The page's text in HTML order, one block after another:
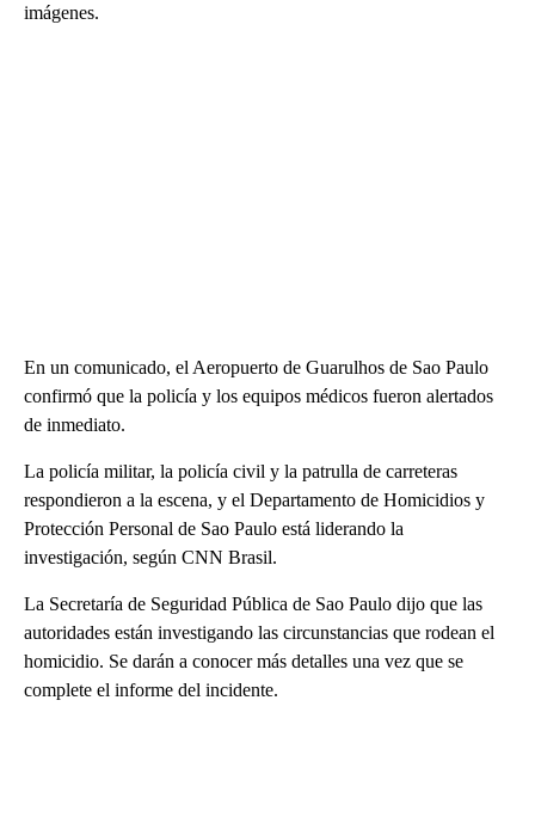
imágenes.
En un comunicado, el Aeropuerto de Guarulhos de Sao Paulo
confirmó que la policía y los equipos médicos fueron alertados
de inmediato.
La policía militar, la policía civil y la patrulla de carreteras
respondieron a la escena, y el Departamento de Homicidios y
Protección Personal de Sao Paulo está liderando la
investigación, según CNN Brasil.
La Secretaría de Seguridad Pública de Sao Paulo dijo que las
autoridades están investigando las circunstancias que rodean el
homicidio. Se darán a conocer más detalles una vez que se
complete el informe del incidente.